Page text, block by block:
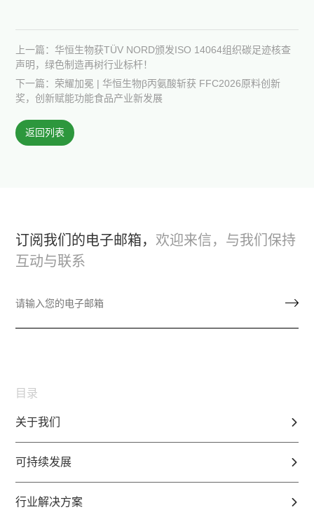
上一篇：华恒生物获TÜV NORD颁发ISO 14064组织碳足迹核查
声明，绿色制造再树行业标杆！
下一篇：荣耀加冕 | 华恒生物β丙氨酸斩获 FFC2026原料创新
奖，创新赋能功能食品产业新发展
返回列表
订阅我们的电子邮箱， 欢迎来信，与我们保持
互动与联系
目录
关于我们
可持续发展
行业解决方案